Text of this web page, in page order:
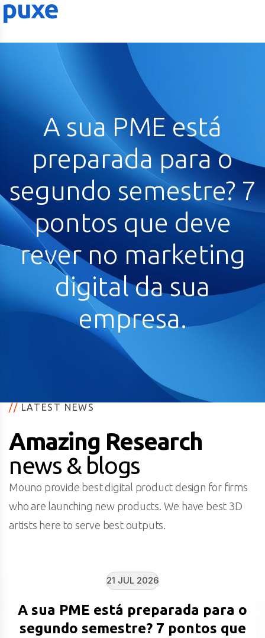
A sua PME está
preparada para o
segundo semestre? 7
pontos que deve
rever no marketing
digital da sua
empresa.
// LATEST NEWS
Amazing Research
news & blogs
Mouno provide best digital product design for firms
who are launching new products. We have best 3D
artists here to serve best outputs.
21 JUL 2026
A sua PME está preparada para o
segundo semestre? 7 pontos que